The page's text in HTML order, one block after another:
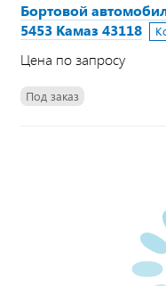
Бортовой
5453 Камаз 43118
Цена по запросу
Под заказ